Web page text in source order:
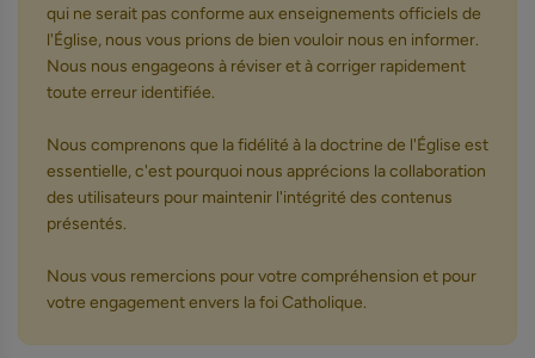
qui ne serait pas conforme aux enseignements officiels de
l'Église, nous vous prions de bien vouloir nous en informer.
Nous nous engageons à réviser et à corriger rapidement
toute erreur identifiée.
Nous comprenons que la fidélité à la doctrine de l'Église est
essentielle, c'est pourquoi nous apprécions la collaboration
des utilisateurs pour maintenir l'intégrité des contenus
présentés.
Nous vous remercions pour votre compréhension et pour
votre engagement envers la foi Catholique.